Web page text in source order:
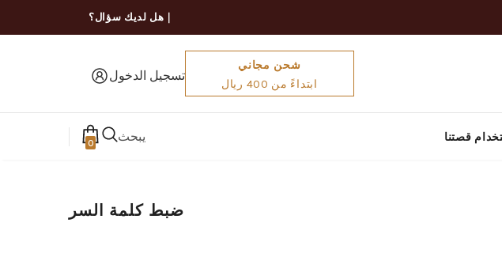
｜هل لديك سؤال؟
شحن مجاني
ابتداءً من 400 ريال
تسجيل الدخول
قصتنا يبحث 0
ضبط كلمة السر